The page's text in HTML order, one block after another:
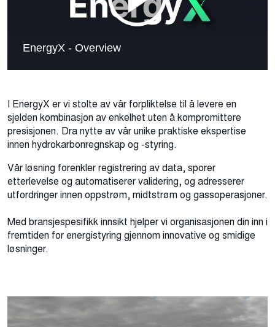
I EnergyX er vi stolte av vår forpliktelse til å levere en
sjelden kombinasjon av enkelhet uten å kompromittere
presisjonen. Dra nytte av vår unike praktiske ekspertise
innen hydrokarbonregnskap og -styring.
Vår løsning forenkler registrering av data, sporer
etterlevelse og automatiserer validering, og adresserer
utfordringer innen oppstrøm, midtstrøm og gassoperasjoner.
Med bransjespesifikk innsikt hjelper vi organisasjonen din inn i
fremtiden for energistyring gjennom innovative og smidige
løsninger.